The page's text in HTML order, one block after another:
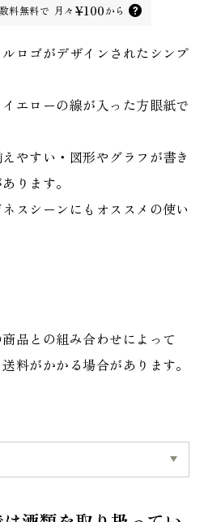
料無料で 月々 ¥100から
ロゴがデザインされたシンプ
エローの線が入った方眼紙で
やすい・図形やグラフが書き
ります。
スシーンにもオススメの使い
品との組み合わせによって
料がかかる場合があります。